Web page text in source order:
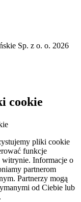
Sp. z o. o. 2026
cookie
pliki cookie
funkcje
witrynie. Informacje o
partnerom
Partnerzy mogą
od Ciebie lub